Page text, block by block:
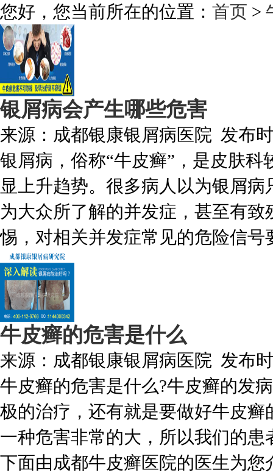
您好，您当前所在的位置： 首页 >
银屑病会产生哪些危害
来源： 成都银康银屑病医院 发布
银屑病，俗称“牛皮癣”，是皮肤
显上升趋势。很多病人以为银屑
为大众所了解的并发症，甚至有
惕，对相关并发症常见的危险信号
牛皮癣的危害是什么
来源： 成都银康银屑病医院 发布
牛皮癣的危害是什么?牛皮癣的发
极的治疗，还有就是要做好牛皮
一种危害非常的大，所以我们的
下面由成都牛皮癣医院的医生为您